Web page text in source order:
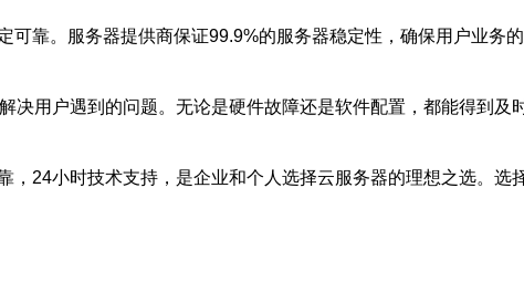
可靠。服务器提供商保证99.9%的服务器稳定性，确保用户业务
决用户遇到的问题。无论是硬件故障还是软件配置，都能得到
，24小时技术支持，是企业和个人选择云服务器的理想之选。选